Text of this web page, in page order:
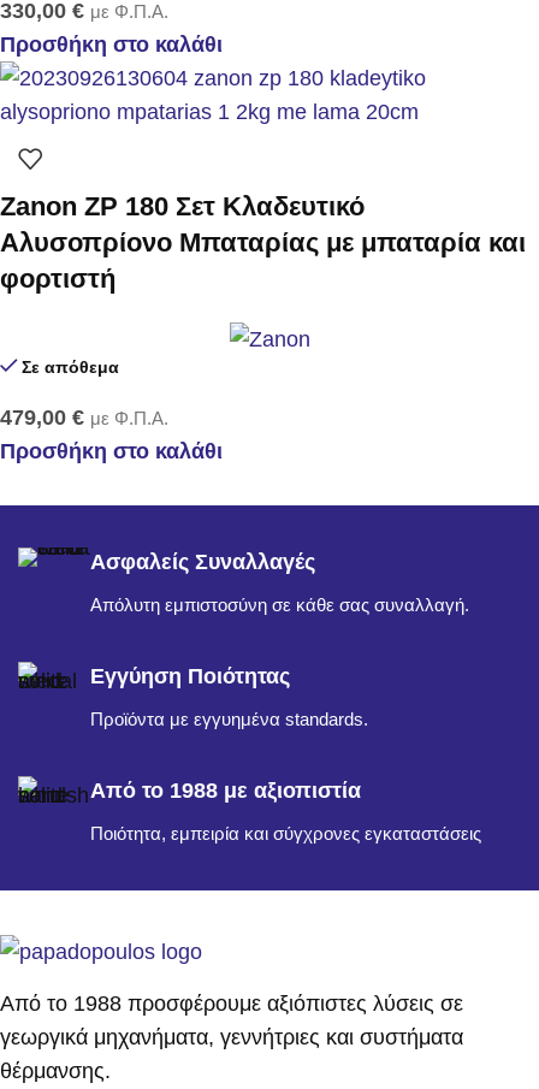
330,00 € με Φ.Π.Α.
Προσθήκη στο καλάθι
Zanon ZP 180 Σετ Κλαδευτικό
Αλυσοπρίονο Μπαταρίας με μπαταρία και
φορτιστή
Σε απόθεμα
479,00 € με Φ.Π.Α.
Προσθήκη στο καλάθι
Ασφαλείς Συναλλαγές
Απόλυτη εμπιστοσύνη σε κάθε σας συναλλαγή.
Εγγύηση Ποιότητας
Προϊόντα με εγγυημένα standards.
Από το 1988 με αξιοπιστία
Ποιότητα, εμπειρία και σύγχρονες εγκαταστάσεις
Από το 1988 προσφέρουμε αξιόπιστες λύσεις σε
γεωργικά μηχανήματα, γεννήτριες και συστήματα
θέρμανσης.